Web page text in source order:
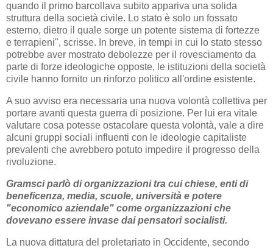
quando il primo barcollava subito appariva una solida
struttura della società civile. Lo stato è solo un fossato
esterno, dietro il quale sorge un potente sistema di fortezze
e terrapieni", scrisse. In breve, in tempi in cui lo stato stesso
potrebbe aver mostrato debolezze per il rovesciamento da
parte di forze ideologiche opposte, le istituzioni della società
civile hanno fornito un rinforzo politico all'ordine esistente.
A suo avviso era necessaria una nuova volontà collettiva per
portare avanti questa guerra di posizione. Per lui era vitale
valutare cosa potesse ostacolare questa volontà, vale a dire
alcuni gruppi sociali influenti con le ideologie capitaliste
prevalenti che avrebbero potuto impedire il progresso della
rivoluzione.
Gramsci parlò di organizzazioni tra cui chiese, enti di
beneficenza, media, scuole, università e potere
"economico aziendale" come organizzazioni che
dovevano essere invase dai pensatori socialisti.
La nuova dittatura del proletariato in Occidente, secondo